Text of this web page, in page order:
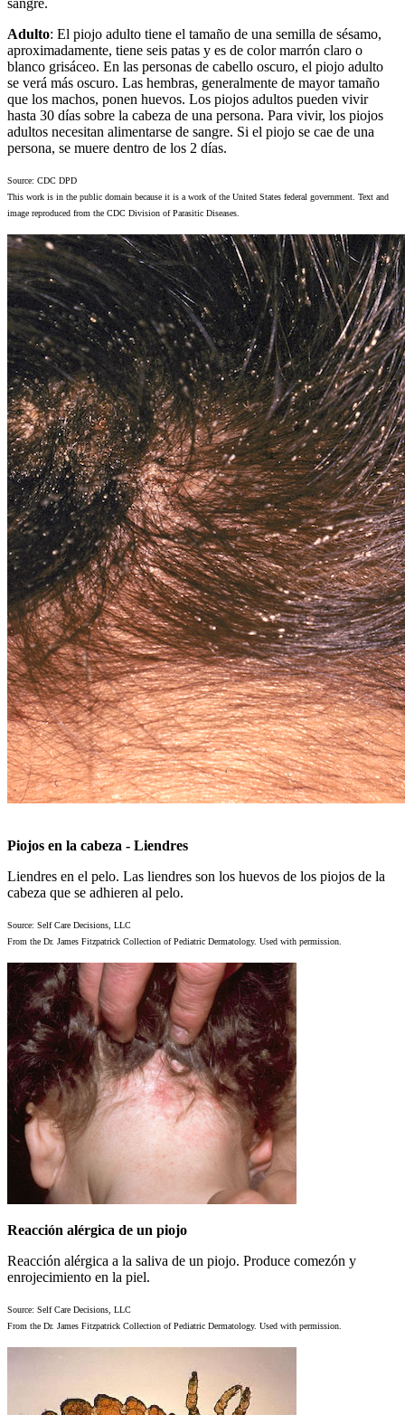
Adulto: El piojo adulto tiene el tamaño de una semilla de sésamo,
aproximadamente, tiene seis patas y es de color marrón claro o
blanco grisáceo. En las personas de cabello oscuro, el piojo adulto
se verá más oscuro. Las hembras, generalmente de mayor tamaño
que los machos, ponen huevos. Los piojos adultos pueden vivir
hasta 30 días sobre la cabeza de una persona. Para vivir, los piojos
adultos necesitan alimentarse de sangre. Si el piojo se cae de una
persona, se muere dentro de los 2 días.
Source: CDC DPD
This work is in the public domain because it is a work of the United States federal government. Text and
image reproduced from the CDC Division of Parasitic Diseases.
Piojos en la cabeza - Liendres
Liendres en el pelo. Las liendres son los huevos de los piojos de la
cabeza que se adhieren al pelo.
Source: Self Care Decisions, LLC
From the Dr. James Fitzpatrick Collection of Pediatric Dermatology. Used with permission.
Reacción alérgica de un piojo
Reacción alérgica a la saliva de un piojo. Produce comezón y
enrojecimiento en la piel.
Source: Self Care Decisions, LLC
From the Dr. James Fitzpatrick Collection of Pediatric Dermatology. Used with permission.